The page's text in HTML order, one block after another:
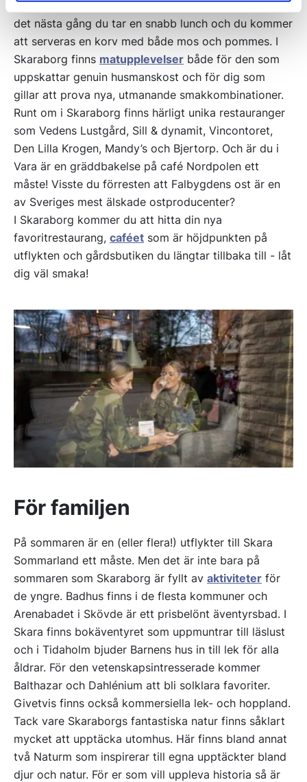
Har du smakat på en hälta hälta? Prova att beställa
det nästa gång du tar en snabb lunch och du kommer
att serveras en korv med både mos och pommes. I
Skaraborg finns matupplevelser både för den som
uppskattar genuin husmanskost och för dig som
gillar att prova nya, utmanande smakkombinationer.
Runt om i Skaraborg finns härligt unika restauranger
som Vedens Lustgård, Sill & dynamit, Vincontoret,
Den Lilla Krogen, Mandy’s och Bjertorp. Och är du i
Vara är en gräddbakelse på café Nordpolen ett
måste! Visste du förresten att Falbygdens ost är en
av Sveriges mest älskade ostproducenter?
I Skaraborg kommer du att hitta din nya
favoritrestaurang, caféet som är höjdpunkten på
utflykten och gårdsbutiken du längtar tillbaka till - låt
dig väl smaka!
För familjen
På sommaren är en (eller flera!) utflykter till Skara
Sommarland ett måste. Men det är inte bara på
sommaren som Skaraborg är fyllt av aktiviteter för
de yngre. Badhus finns i de flesta kommuner och
Arenabadet i Skövde är ett prisbelönt äventyrsbad. I
Skara finns bokäventyret som uppmuntrar till läslust
och i Tidaholm bjuder Barnens hus in till lek för alla
åldrar. För den vetenskapsintresserade kommer
Balthazar och Dahlénium att bli solklara favoriter.
Givetvis finns också kommersiella lek- och hoppland.
Tack vare Skaraborgs fantastiska natur finns såklart
mycket att upptäcka utomhus. Här finns bland annat
två Naturm som inspirerar till egna upptäckter bland
djur och natur. För er som vill uppleva historia så är